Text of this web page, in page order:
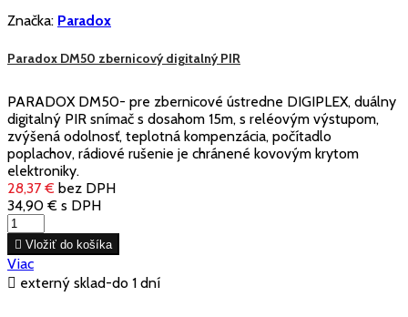
Značka: Paradox
Paradox DM50 zbernicový digitalný PIR
PARADOX DM50- pre zbernicové ústredne DIGIPLEX, duálny
digitalný PIR snímač s dosahom 15m, s reléovým výstupom,
zvýšená odolnosť, teplotná kompenzácia, počítadlo
poplachov, rádiové rušenie je chránené kovovým krytom
elektroniky.
28,37 € bez DPH
34,90 € s DPH
 Vložiť do košíka
Viac
 externý sklad-do 1 dní